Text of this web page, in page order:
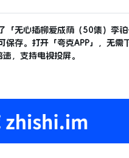
「无心插柳爱成荫（50集）李
保存。打开「夸克APP」，无需
，支持电视投屏。